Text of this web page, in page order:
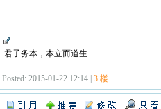
君子务本，本立而道生
Posted: 2015-01-22 12:14 | 3 楼